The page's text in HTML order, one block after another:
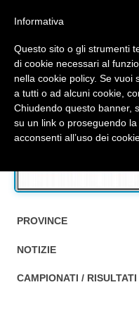
Accedi / Registrati
Contattaci
PROVINCE
EDIZIONE:
BOLOGNA
NOTIZIE
NOTIZIE:
CAMPIONATI / RISULTATI
Informativa
Questo sito o gli strumenti
di cookie necessari al
nella cookie policy. Se vuoi
a tutti o ad alcuni cookie,
Chiudendo questo banner,
su un link o proseguendo
acconsenti all’uso dei